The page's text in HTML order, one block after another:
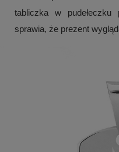
tabliczka w pudełeczku
sprawia, że prezent